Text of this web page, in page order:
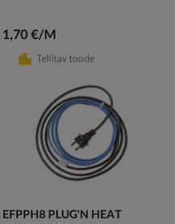
1,70 €/M
Tellitav toode
EFPPH8 PLUG'N HEAT